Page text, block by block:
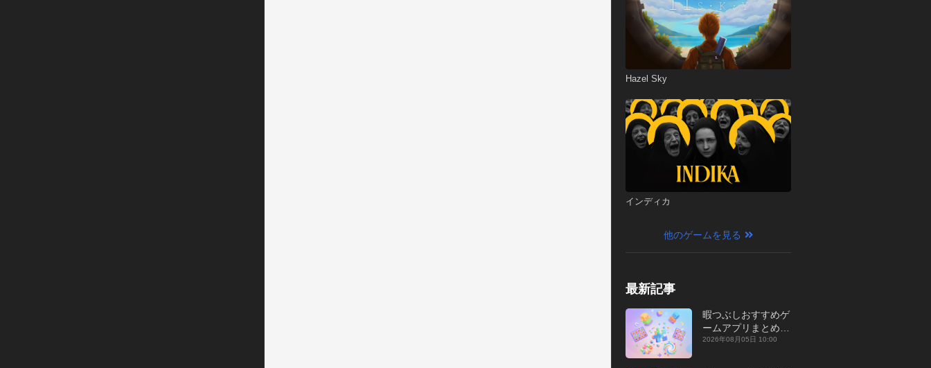
Hazel Sky
インディカ
他のゲームを見る
最新記事
暇つぶしおすすめゲ
ームアプリまとめ｜
オフライン対応あり
2026年08月05日 10:00